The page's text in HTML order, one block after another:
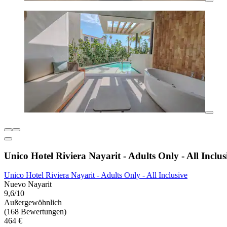
Unico Hotel Riviera Nayarit - Adults Only - All
Unico Hotel Riviera Nayarit - Adults Only - All Inclusive
Nuevo Nayarit
9,6/10
Außergewöhnlich
(168 Bewertungen)
464 €